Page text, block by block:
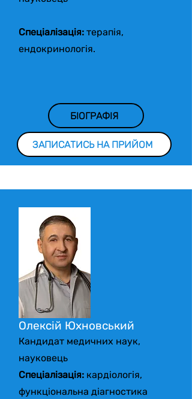
Спеціалізація: терапія,
ендокринологія.
БІОГРАФІЯ
ЗАПИСАТИСЬ НА ПРИЙОМ
Олексій Юхновський
Кандидат медичних наук,
науковець
Спеціалізація: кардіологія,
функціональна діагностика